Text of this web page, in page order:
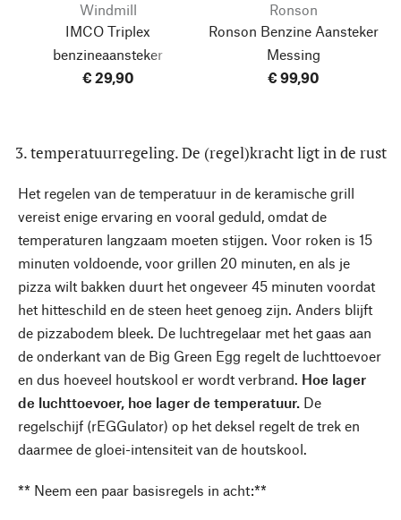
Windmill
IMCO Triplex
benzineaansteker
€ 29,90
Ronson
Ronson Benzine Aansteker
Messing
€ 99,90
3. temperatuurregeling. De (regel)kracht ligt in de rust
Het regelen van de temperatuur in de keramische grill
vereist enige ervaring en vooral geduld, omdat de
temperaturen langzaam moeten stijgen. Voor roken is 15
minuten voldoende, voor grillen 20 minuten, en als je
pizza wilt bakken duurt het ongeveer 45 minuten voordat
het hitteschild en de steen heet genoeg zijn. Anders blijft
de pizzabodem bleek. De luchtregelaar met het gaas aan
de onderkant van de Big Green Egg regelt de luchttoevoer
en dus hoeveel houtskool er wordt verbrand. Hoe lager
de luchttoevoer, hoe lager de temperatuur. De
regelschijf (rEGGulator) op het deksel regelt de trek en
daarmee de gloei-intensiteit van de houtskool.
** Neem een paar basisregels in acht:**